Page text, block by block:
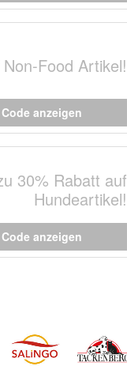
Food Artikel!
Code anzeigen
30% Rabatt auf
Hundeartikel!
Code anzeigen